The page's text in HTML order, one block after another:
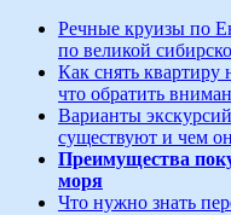
Речные круизы по
по великой
Как снять квартиру
что обратить
Варианты
существуют и чем
Преимущества
моря
Что нужно знать